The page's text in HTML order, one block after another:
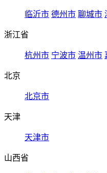
临沂市 德州市 聊城市
浙江省
杭州市 宁波市 温州市
北京
北京市
天津
天津市
山西省